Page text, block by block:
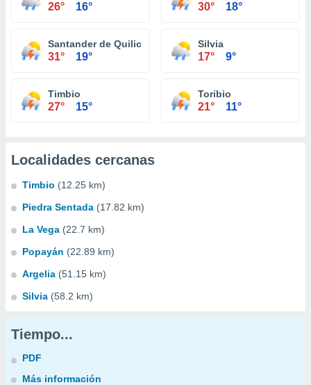
26° 16° 30° 18°
Santander de Quilichao
31° 19°
Silvia
17° 9°
Timbio
27° 15°
Toribio
21° 11°
Localidades cercanas
Timbio (12.25 km)
Piedra Sentada (17.82 km)
La Vega (22.7 km)
Popayán (22.89 km)
Argelia (51.15 km)
Silvia (58.2 km)
Tiempo...
PDF
Más información